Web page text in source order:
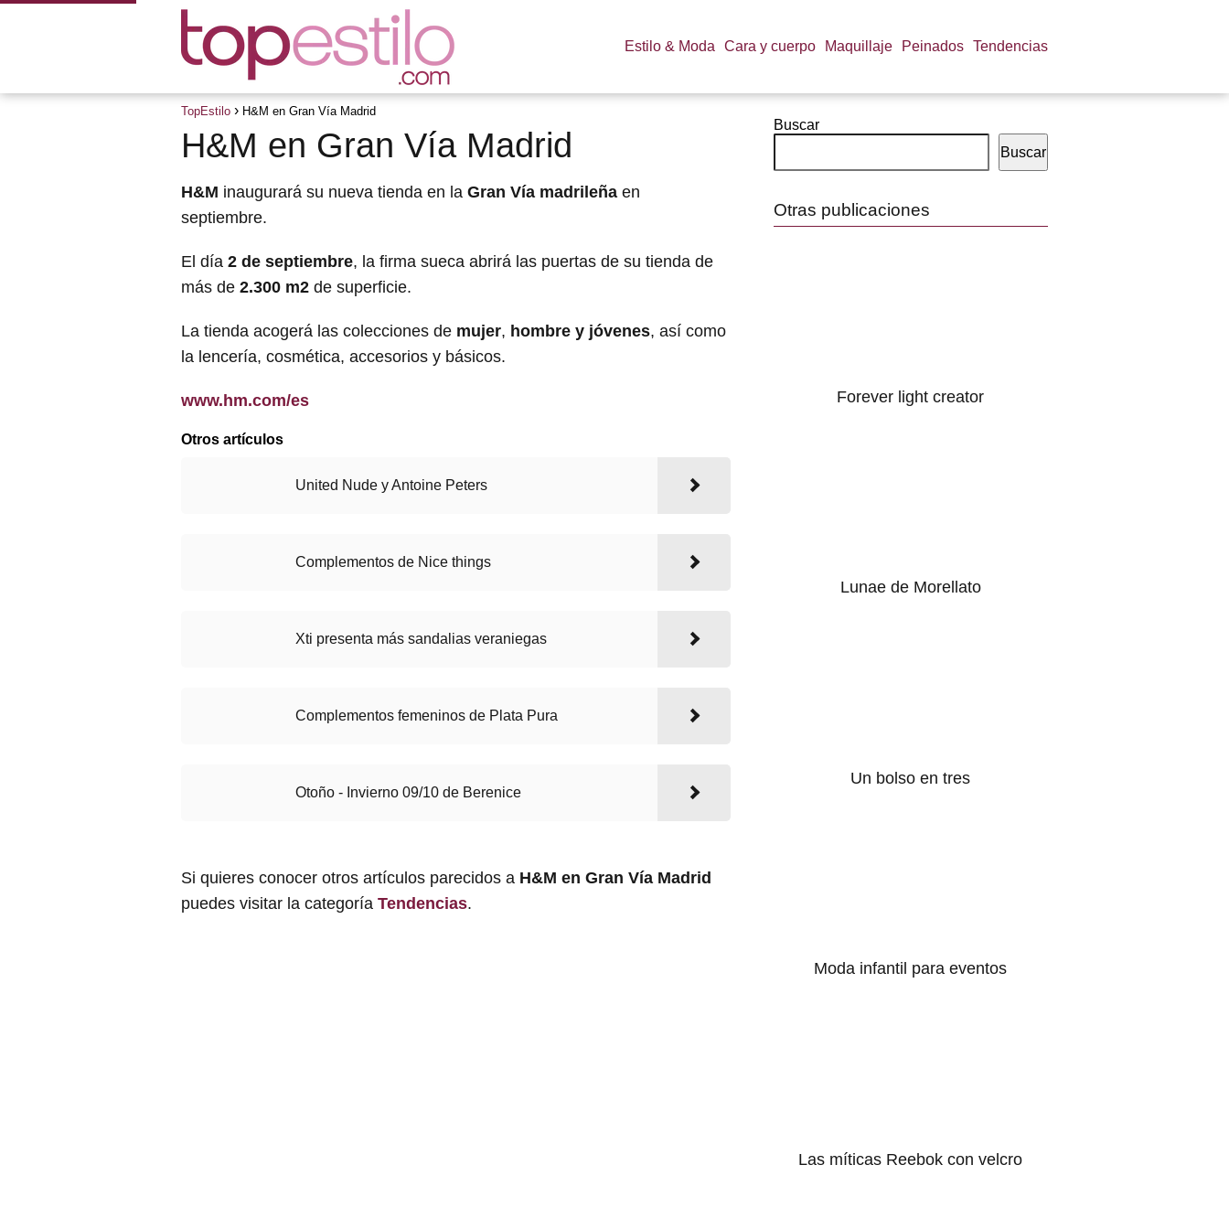
Estilo & Moda Cara y cuerpo Maquillaje Peinados Tendencias
TopEstilo H&M en Gran Vía Madrid
H&M en Gran Vía Madrid
H&M inaugurará su nueva tienda en la Gran Vía madrileña en
septiembre.
El día 2 de septiembre, la firma sueca abrirá las puertas de su tienda de
más de 2.300 m2 de superficie.
La tienda acogerá las colecciones de mujer, hombre y jóvenes, así como
la lencería, cosmética, accesorios y básicos.
www.hm.com/es
Otros artículos
United Nude y Antoine Peters
Complementos de Nice things
Xti presenta más sandalias veraniegas
Complementos femeninos de Plata Pura
Otoño - Invierno 09/10 de Berenice
Si quieres conocer otros artículos parecidos a H&M en Gran Vía Madrid
puedes visitar la categoría Tendencias.
Buscar
Buscar
Otras publicaciones
Forever light creator
Lunae de Morellato
Un bolso en tres
Moda infantil para eventos
Las míticas Reebok con velcro